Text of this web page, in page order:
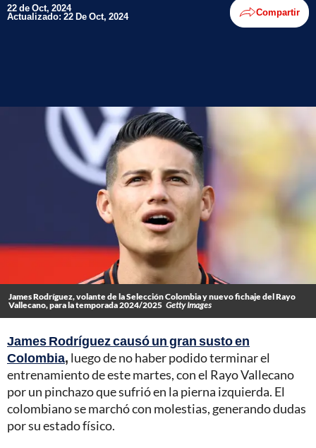
22 de Oct, 2024
Actualizado: 22 De Oct, 2024 Compartir
James Rodríguez, volante de la Selección Colombia y nuevo fichaje del Rayo
Vallecano, para la temporada 2024/2025 Getty Images
James Rodríguez causó un gran susto en
Colombia, luego de no haber podido terminar el
entrenamiento de este martes, con el Rayo Vallecano
por un pinchazo que sufrió en la pierna izquierda. El
colombiano se marchó con molestias, generando dudas
por su estado físico.